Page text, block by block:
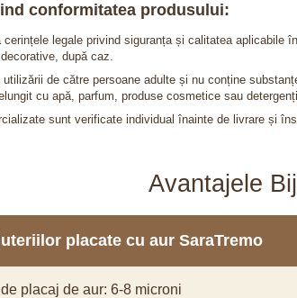
conformitatea produsului:
legale privind siguranța și calitatea aplicabile
după caz.
de către persoane adulte și nu conține
cu apă, parfum, produse cosmetice sau
sunt verificate individual înainte de livrare și
Avantajele
placate cu aur SaraTremo
placaj de aur: 6-8 microni